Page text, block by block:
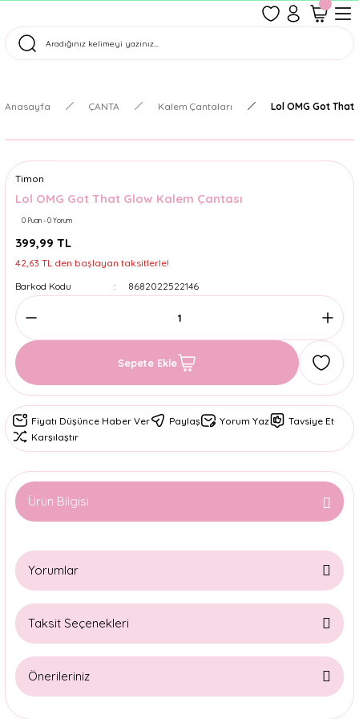
Tüm Siparişler Aynı Gün Kargoda!
Anasayfa ÇANTA Kalem Çantaları Lol OMG Got That
Timon
Lol OMG Got That Glow Kalem Çantası
0 Puan - 0 Yorum
399,99 TL
42,63 TL den başlayan taksitlerle!
Barkod Kodu
8682022522146
Sepete Ekle
Fiyatı Düşünce Haber Ver Paylaş Yorum Yaz
Tavsiye Et
Karşılaştır
Ürün Bilgisi
Yorumlar
Taksit Seçenekleri
Önerileriniz